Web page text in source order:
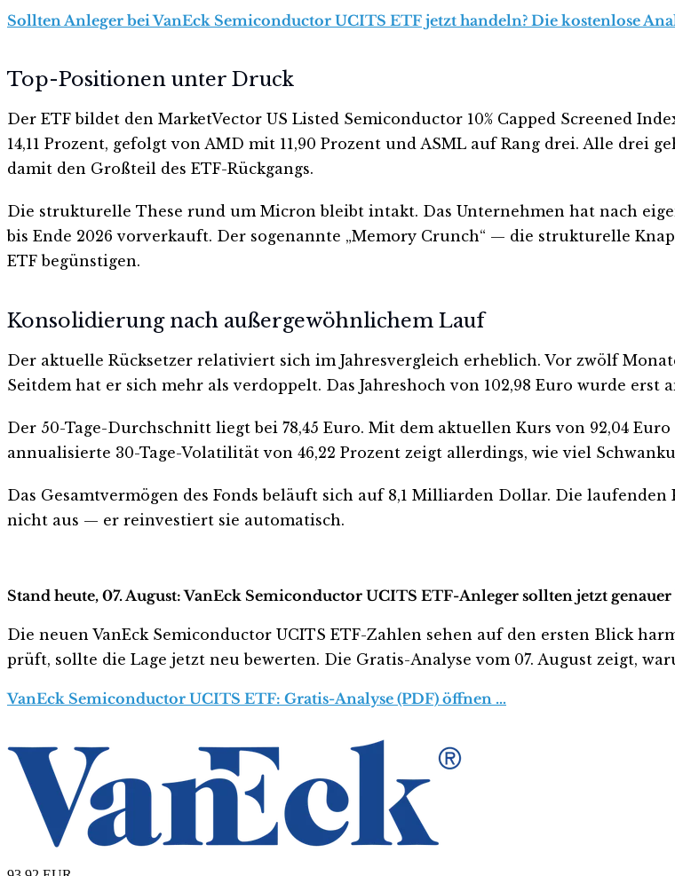
Sollten Anleger bei VanEck Semiconductor UCITS ETF jetzt handeln? Die kostenlose
Top-Positionen unter Druck
Der ETF bildet den MarketVector US Listed Semiconductor 10% Capped Screened
14,11 Prozent, gefolgt von AMD mit 11,90 Prozent und ASML auf Rang drei. Alle
damit den Großteil des ETF-Rückgangs.
Die strukturelle These rund um Micron bleibt intakt. Das Unternehmen hat nach
bis Ende 2026 vorverkauft. Der sogenannte „Memory Crunch“ — die strukturelle
ETF begünstigen.
Konsolidierung nach außergewöhnlichem Lauf
Der aktuelle Rücksetzer relativiert sich im Jahresvergleich erheblich. Vor zwölf
Seitdem hat er sich mehr als verdoppelt. Das Jahreshoch von 102,98 Euro wurde
Der 50-Tage-Durchschnitt liegt bei 78,45 Euro. Mit dem aktuellen Kurs von 92,04
annualisierte 30-Tage-Volatilität von 46,22 Prozent zeigt allerdings, wie viel
Das Gesamtvermögen des Fonds beläuft sich auf 8,1 Milliarden Dollar. Die
nicht aus — er reinvestiert sie automatisch.
Stand heute, 07. August: VanEck Semiconductor UCITS ETF-Anleger sollten jetzt
Die neuen VanEck Semiconductor UCITS ETF-Zahlen sehen auf den ersten Blick
prüft, sollte die Lage jetzt neu bewerten. Die Gratis-Analyse vom 07. August zeigt,
VanEck Semiconductor UCITS ETF: Gratis-Analyse (PDF) öffnen …